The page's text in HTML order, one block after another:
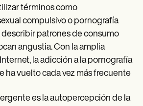
términos como
compulsivo o pornografía
patrones de consumo
angustia. Con la amplia
la adicción a la pornografía
ha vuelto cada vez más frecuente
es la autopercepción de la